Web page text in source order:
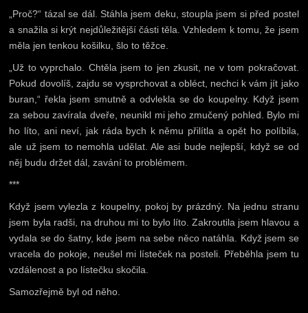
„Proč?“ tázal se dál. Stáhla jsem deku, stoupla jsem si před postel
a snažila si krýt nejdůležitější části těla. Vzhledem k tomu, že jsem
měla jen tenkou košilku, šlo to těžce.
„Už to vyprchalo. Chtěla jsem to jen zkusit, ne v tom pokračovat.
Pokud dovolíš, zajdu se vysprchovat a obléct, nechci k vám jít jako
buran,“ řekla jsem smutně a odvlekla se do koupelny. Když jsem
za sebou zavírala dveře, neunikl mi jeho zmučený pohled. Bylo mi
ho líto, ani neví, jak ráda bych k němu přilítla a opět ho políbila,
ale už jsem to nemohla udělat. Ale asi bude nejlepší, když se od
něj budu držet dál, zavání to problémem.
***
Když jsem vylezla z koupelny, pokoj by prázdný. Na jednu stranu
jsem byla radši, na druhou mi to bylo líto. Zakroutila jsem hlavou a
vydala se do šatny, kde jsem na sebe něco natáhla. Když jsem se
vracela do pokoje, neušel mi lísteček na posteli. Přeběhla jsem tu
vzdálenost a po lístečku skočila.
Samozřejmě byl od něho.